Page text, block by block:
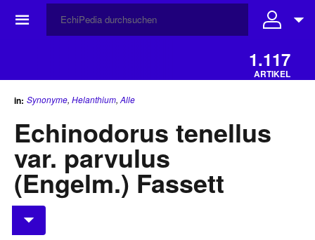
☰
1.117
ARTIKEL
in: Synonyme, Helanthium, Alle
Echinodorus tenellus
var. parvulus
(Engelm.) Fassett